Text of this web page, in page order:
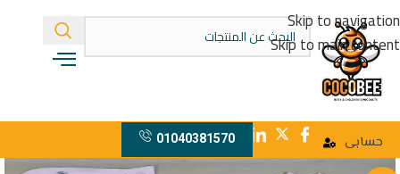
Skip to navigation
Skip to main content
حسابى 01040381570